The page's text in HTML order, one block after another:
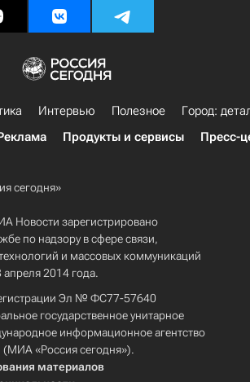
Интервью Полезное
Город:
Продукты и сервисы Пресс-
сегодня»
Новости зарегистрировано
по надзору в сфере связи,
и массовых коммуникаций
2014 года.
Эл № ФС77-57640
государственное унитарное
информационное агентство
(МИА «Россия сегодня»).
материалов